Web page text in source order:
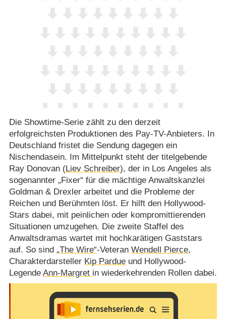
Die Showtime-Serie zählt zu den derzeit
erfolgreichsten Produktionen des Pay-TV-Anbieters. In
Deutschland fristet die Sendung dagegen ein
Nischendasein. Im Mittelpunkt steht der titelgebende
Ray Donovan (Liev Schreiber), der in Los Angeles als
sogenannter „Fixer“ für die mächtige Anwaltskanzlei
Goldman & Drexler arbeitet und die Probleme der
Reichen und Berühmten löst. Er hilft den Hollywood-
Stars dabei, mit peinlichen oder kompromittierenden
Situationen umzugehen. Die zweite Staffel des
Anwaltsdramas wartet mit hochkarätigen Gaststars
auf. So sind „The Wire“-Veteran Wendell Pierce,
Charakterdarsteller Kip Pardueund Hollywood-
Legende Ann-Margret in wiederkehrenden Rollen dabei.